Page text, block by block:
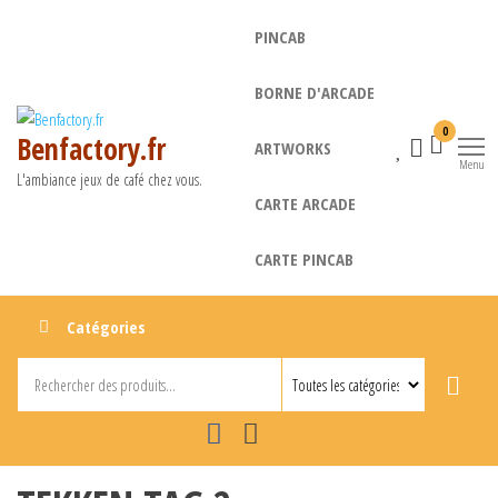
Benfactory.fr
L'ambiance jeux de café chez vous.
PINCAB
BORNE D'ARCADE
ARTWORKS
CARTE ARCADE
CARTE PINCAB
0
Menu
Catégories